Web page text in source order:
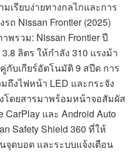
เรียบง่ายทางกลไกและการ
Nissan Frontier (2025)
พรวม: Nissan Frontier ปี
ลิตร ให้กำลัง 310 แรงม้า
กับเกียร์อัตโนมัติ 9 สปีด การ
งไฟหน้า LED และกระจัง
ดยสารมาพร้อมหน้าจอสัมผัส
และ Android Auto
Safety Shield 360 ที่ให้
จุดบอด และระบบแจ้งเตือน